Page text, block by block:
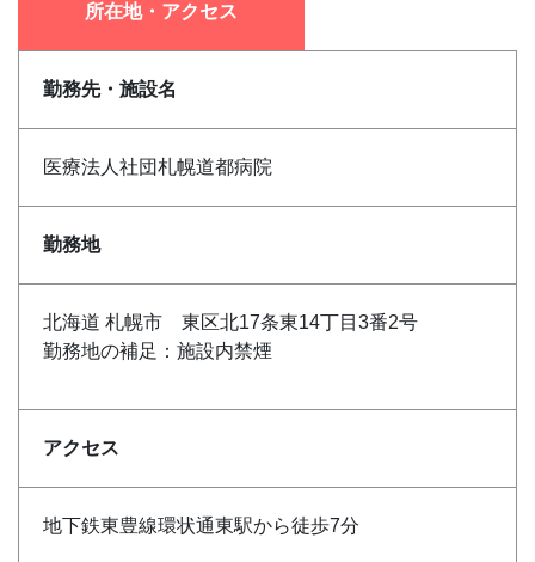
所在地・アクセス
勤務先・施設名
医療法人社団札幌道都病院
勤務地
北海道 札幌市 東区北17条東14丁目3番2号
勤務地の補足：施設内禁煙
アクセス
地下鉄東豊線環状通東駅から徒歩7分